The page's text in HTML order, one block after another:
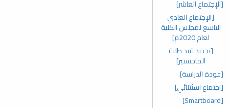
[الإجتماع العاشر]
[الإجتماع العادي
التاسع لمجلس الكلية
لعام 2020م]
[تجديد قيد طلبة
الماجستير]
[عودة الدراسة]
[اجتماع اسثتنائي]
[Smartboard]